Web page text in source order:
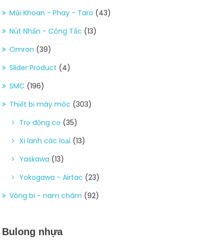
Mũi Khoan - Phay - Taro (43)
Nút Nhấn - Công Tắc (13)
Omron (39)
Slider Product (4)
SMC (196)
Thiết bị máy móc (303)
Trợ động cơ (35)
Xi lanh các loại (13)
Yaskawa (13)
Yokogawa - Airtac (23)
Vòng bi - nam châm (92)
Bulong nhựa